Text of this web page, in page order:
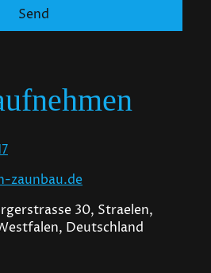
Send
zaunbau.de
30, Straelen,
Deutschland